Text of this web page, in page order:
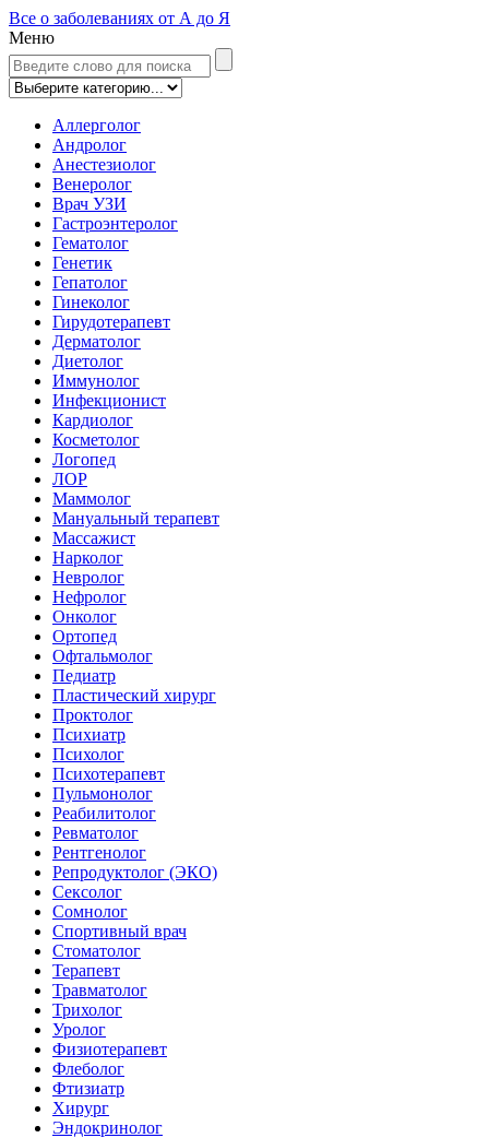
Все о заболеваниях от А до Я
Меню
Аллерголог
Андролог
Анестезиолог
Венеролог
Врач УЗИ
Гастроэнтеролог
Гематолог
Генетик
Гепатолог
Гинеколог
Гирудотерапевт
Дерматолог
Диетолог
Иммунолог
Инфекционист
Кардиолог
Косметолог
Логопед
ЛОР
Маммолог
Мануальный терапевт
Массажист
Нарколог
Невролог
Нефролог
Онколог
Ортопед
Офтальмолог
Педиатр
Пластический хирург
Проктолог
Психиатр
Психолог
Психотерапевт
Пульмонолог
Реабилитолог
Ревматолог
Рентгенолог
Репродуктолог (ЭКО)
Сексолог
Сомнолог
Спортивный врач
Стоматолог
Терапевт
Травматолог
Трихолог
Уролог
Физиотерапевт
Флеболог
Фтизиатр
Хирург
Эндокринолог